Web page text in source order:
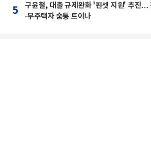
5
구윤철, 대출 규제완화 '핀셋 지원' 추진…
·무주택자 숨통 트이나